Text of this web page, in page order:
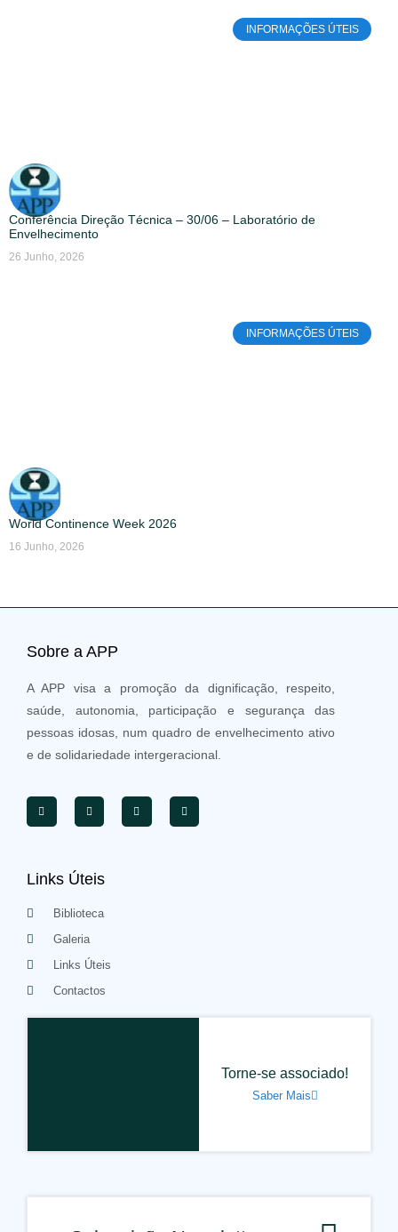
INFORMAÇÕES ÚTEIS
Conferência Direção Técnica – 30/06 – Laboratório de
Envelhecimento
26 Junho, 2026
INFORMAÇÕES ÚTEIS
World Continence Week 2026
16 Junho, 2026
Sobre a APP
A APP visa a promoção da dignificação, respeito,
saúde, autonomia, participação e segurança das
pessoas idosas, num quadro de envelhecimento ativo
e de solidariedade intergeracional.
Links Úteis
Biblioteca
Galeria
Links Úteis
Contactos
Torne-se associado!
Saber Mais